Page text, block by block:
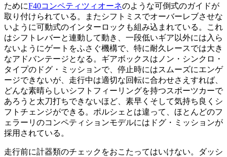
ためにF40コンペティツィオーネのような可倒式のガイドが
取り付けられている。またシフトミスでオーバーレブさせな
いように可動式のインターロックも組み込まれている。これ
はシフトレバーと連動して動き、一段低いギア以外には入ら
ないようにゲートをふさぐ機構で、特に耐久レースでは大き
なアドバンテージとなる。ギアボックスはノン・シンクロ・
タイプのドグ・ミッションで、停止時にはスムーズにエンゲ
ージできないが、走行中は適切な回転に合わせさえすれば、
どんな素晴らしいシフトフィーリングを持つスポーツカーで
あろうと太刀打ちできないほど、素早くそして気持ち良くシ
フトチェンジができる。ポルシェとは違って、ほとんどのフ
ェラーリのコンペティションモデルにはドグ・ミッションが
採用されている。
走行前に計器類のチェックをおこたってはいけない。ダッシ